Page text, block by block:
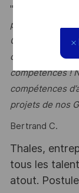
" Excellence,
pratiques à
Groupe Thales :
découvrir de
compétences !
compétences
projets de nos
Bertrand C.
Thales,
tous les
atout.